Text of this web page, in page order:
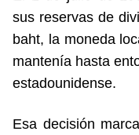
sus reservas de
baht, la moneda
mantenía hasta
estadounidense.
Esa decisión